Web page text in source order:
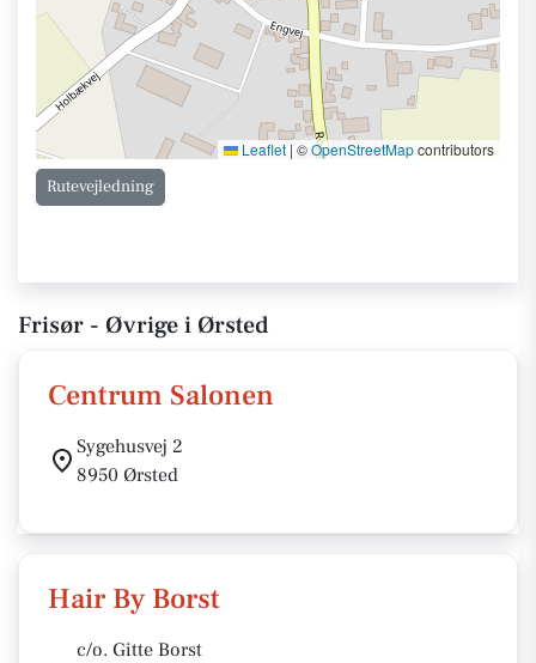
Leaflet | ©OpenStreetMapcontributors
Rutevejledning
Frisør - Øvrige i Ørsted
Centrum Salonen
Sygehusvej 2
8950 Ørsted
Hair By Borst
c/o. Gitte Borst